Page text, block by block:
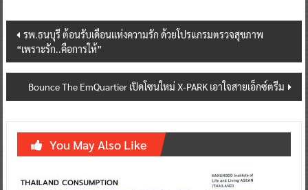
Post
navigation
รพ.ธนบุรี ต้อนรับเดือนแห่งความรัก ด้วยโปรแกรมตรวจสุขภาพ
“เพราะรัก..คือการให้”
Bounce The EmQuartier เปิดโซนใหม่ X-PARK เอาใจสายเอ็กซ์ตรีม
You May Also Like